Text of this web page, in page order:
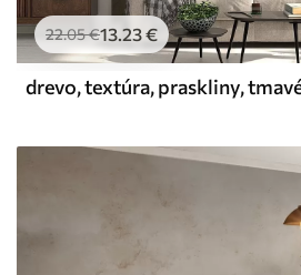
22.05€13.23€